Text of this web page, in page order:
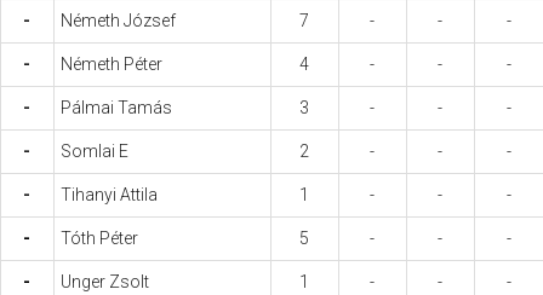
- Németh József 7 - - -
- Németh Péter 4 - - -
- Pálmai Tamás 3 - - -
- Somlai E 2 - - -
- Tihanyi Attila 1 - - -
- Tóth Péter 5 - - -
- Unger Zsolt 1 - - -